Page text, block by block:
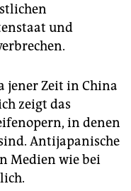
und
jener Zeit in China
zeigt das
in denen
Antijapanische
Medien wie bei